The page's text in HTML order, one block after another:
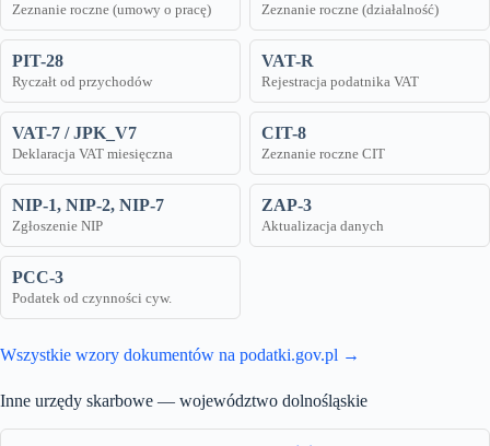
Zeznanie roczne (umowy o pracę) Zeznanie roczne (działalność)
PIT-28
Ryczałt od przychodów
VAT-R
Rejestracja podatnika VAT
VAT-7 / JPK_V7
Deklaracja VAT miesięczna
CIT-8
Zeznanie roczne CIT
NIP-1, NIP-2, NIP-7
Zgłoszenie NIP
ZAP-3
Aktualizacja danych
PCC-3
Podatek od czynności cyw.
Wszystkie wzory dokumentów na podatki.gov.pl →
Inne urzędy skarbowe — województwo dolnośląskie